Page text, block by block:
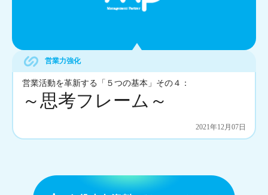
営業力強化
営業活動を革新する「５つの基本」その４：
～思考フレーム～
2021年12月07日